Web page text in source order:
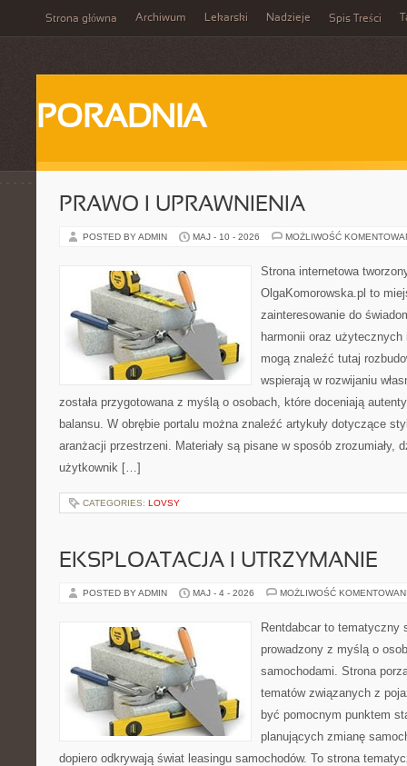
Strona główna Archiwum Lekarski Nadzieje Spis Treści
PORADNIA
PRAWO I UPRAWNIENIA
POSTED BY ADMIN MAJ - 10 - 2026 MOŻLIWOŚĆ
Strona internetowa
OlgaKomorowska.pl to
zainteresowanie do
harmonii oraz
mogą znaleźć tutaj
wspierają w rozwijaniu
została przygotowana z myślą o osobach, które doceniają
balansu. W obrębie portalu można znaleźć artykuły dotyczące
aranżacji przestrzeni. Materiały są pisane w sposób zrozumiały,
użytkownik […]
CATEGORIES: LOVSY
EKSPLOATACJA I UTRZYMANIE
POSTED BY ADMIN MAJ - 4 - 2026 MOŻLIWOŚĆ
Rentdabcar to tematyczny
prowadzony z myślą o
samochodami. Strona
tematów związanych z
być pomocnym punktem
planujących zmianę
dopiero odkrywają świat leasingu samochodów. To strona